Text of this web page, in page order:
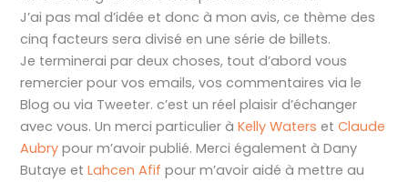
J’ai pas mal d’idée et donc à mon avis, ce thème des
cinq facteurs sera divisé en une série de billets.
Je terminerai par deux choses, tout d’abord vous
remercier pour vos emails, vos commentaires via le
Blog ou via Tweeter. c’est un réel plaisir d’échanger
avec vous. Un merci particulier àKelly Waters etClaude
Aubry pour m’avoir publié. Merci également à Dany
Butaye etLahcen Afif pour m’avoir aidé à mettre au